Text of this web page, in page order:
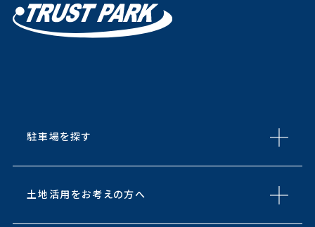
駐車場を探す
土地活用をお考えの方へ